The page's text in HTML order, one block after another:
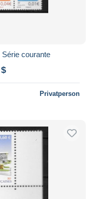
courante
Privatperson